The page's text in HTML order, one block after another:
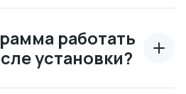
работать
установки?